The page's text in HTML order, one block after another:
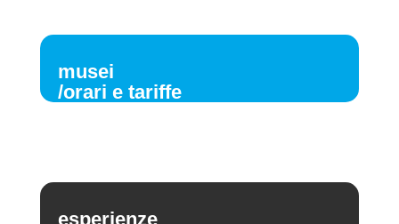
musei
/orari e tariffe
esperienze